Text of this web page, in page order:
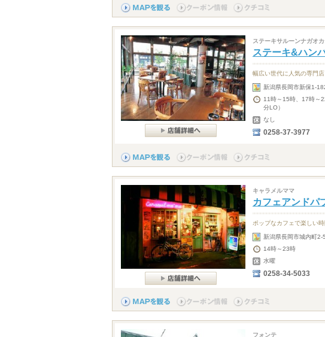
ステーキサルーンナガオ
ステーキ&ハン
幅広い世代に人気の専門店
新潟県長岡市新保1-
11時～15時、17時～
分LO）
なし
0258-37-3977
キャラメルママ
カフェアンドパ
ポップなカフェで楽しい時
新潟県長岡市城内町
14時～23時
水曜
0258-34-5033
フォンテ